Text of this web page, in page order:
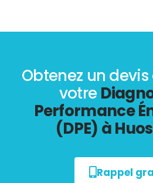
Obtenez un
votre
Performance
(DPE) à
Rappel